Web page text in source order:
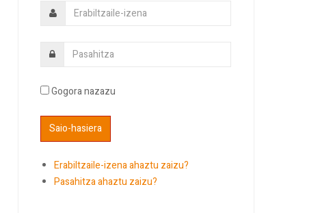
Gogora nazazu
Erabiltzaile-izena ahaztu zaizu?
Pasahitza ahaztu zaizu?